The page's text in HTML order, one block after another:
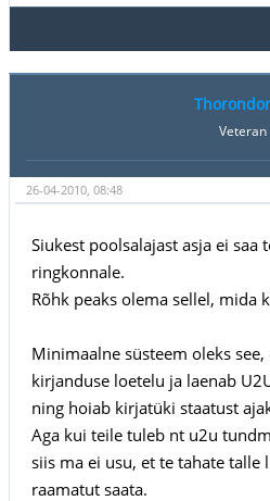
Thorondor
Veteran
26-04-2010, 08:48
Siukest poolsalajast asja ei saa
ringkonnale.
Rõhk peaks olema sellel, mida
Minimaalne süsteem oleks
kirjanduse loetelu ja laenab
ning hoiab kirjatüki staatust
Aga kui teile tuleb nt u2u
siis ma ei usu, et te tahate talle
raamatut saata.